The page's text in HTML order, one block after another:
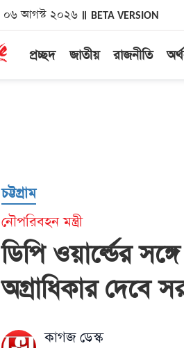
০৬ আগস্ট ২০২৬ BETA VERSION
প্রচ্ছদ জাতীয় রাজনীতি
চট্টগ্রাম
নৌপরিবহন মন্ত্রী
ডিপি ওয়ার্ল্ডের
অগ্রাধিকার দেবে
কাগজ ডেস্ক